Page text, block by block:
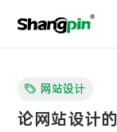
网站设计
论网站设计